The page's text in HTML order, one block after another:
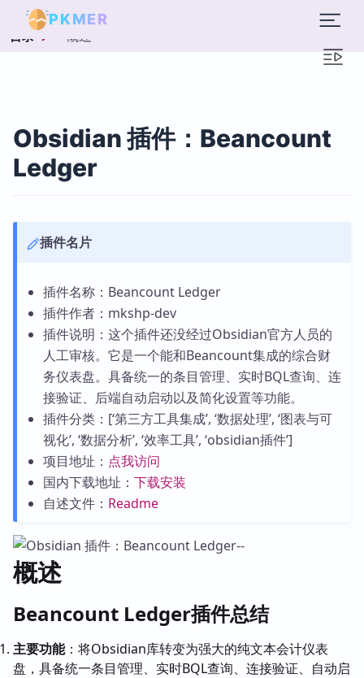
PKMER
目录 概述
Obsidian 插件：Beancount
Ledger
插件名片
插件名称：Beancount Ledger
插件作者：mkshp-dev
插件说明：这个插件还没经过Obsidian官方人员的
人工审核。它是一个能和Beancount集成的综合财
务仪表盘。具备统一的条目管理、实时BQL查询、连
接验证、后端自动启动以及简化设置等功能。
插件分类：[‘第三方工具集成’, ‘数据处理’, ‘图表与可
视化’, ‘数据分析’, ‘效率工具’, ‘obsidian插件’]
项目地址： 点我访问
国内下载地址： 下载安装
自述文件： Readme
概述
Beancount Ledger插件总结
主要功能：将Obsidian库转变为强大的纯文本会计仪表
盘，具备统一条目管理、实时BQL查询、连接验证、自动启